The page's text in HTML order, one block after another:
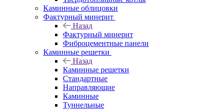
Каминные облицовки
Фактурный минерит
Назад
Фактурный минерит
Фиброцементные панели
Каминные решетки
Назад
Каминные решетки
Стандартные
Направляющие
Каминные
Туннельные